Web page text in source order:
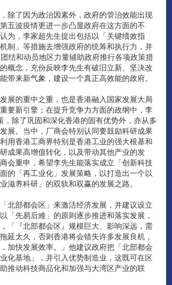
除了因为政治因素外，政府的管治效能出现
五波疫情更进一步凸显政府在这方面的不
为，李家超先生提出包括以「关键绩效指
制」等措施去增强政府的统筹和执行力，并
结和动员地区力量辅助政府推行各项政策措
概念，充份反映李先生有破旧立新、坚决改
带来新气象，建设一个真正高效能的政府。
展的重中之重，也是香港融入国家发展大局
要新引擎；在提升竞争力方面的政纲中，李
，除了巩固和深化香港的固有优势外，亦从多
展。当中，厂商会特别认同要鼓励科研成果
用香港工商界特别是香港工业的强大根基和
成果高增值转化，以及带动其他产业的发
会重申，希望李先生能落实成立「创新科技
的「再工业化」发展策略，以打造出一个以
滋养科研」的双轨和双赢的发展之路。
北部都会区」来激活经济发展，并建议设立
「先易后难」的原则逐步推进和落实发展，
「『北部都会区』规模巨大、影响深远，需
延太久，否则香港将会错失许多发展良机，
加快发展效率。」他建议政府把「北部都会
化基地」，并引入优势制造业，这既可在区
推动科技商品化和加强与大湾区产业的联